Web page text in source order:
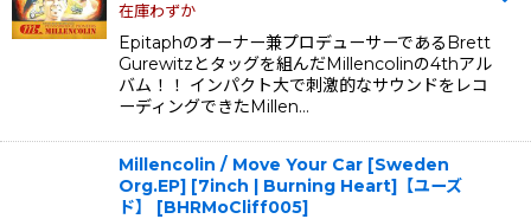
在庫わずか
Epitaphのオーナー兼プロデューサーであるBrett
Gurewitzとタッグを組んだMillencolinの4thアル
バム！！ インパクト大で刺激的なサウンドをレコ
ーディングできたMillen…
Millencolin / Move Your Car [Sweden
Org.EP] [7inch | Burning Heart]【ユーズ
ド】
[BHRMoCliff005]